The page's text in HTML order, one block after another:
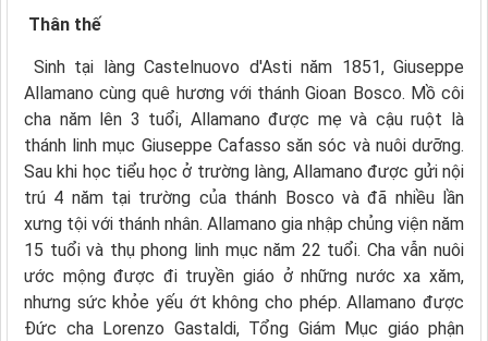
Thân thế
Sinh tại làng Castelnuovo d'Asti năm 1851, Giuseppe
Allamano cùng quê hương với thánh Gioan Bosco. Mồ côi
cha năm lên 3 tuổi, Allamano được mẹ và cậu ruột là
thánh linh mục Giuseppe Cafasso săn sóc và nuôi dưỡng.
Sau khi học tiểu học ở trường làng, Allamano được gửi nội
trú 4 năm tại trường của thánh Bosco và đã nhiều lần
xưng tội với thánh nhân. Allamano gia nhập chủng viện năm
15 tuổi và thụ phong linh mục năm 22 tuổi. Cha vẫn nuôi
ước mộng được đi truyền giáo ở những nước xa xăm,
nhưng sức khỏe yếu ớt không cho phép. Allamano được
Đức cha Lorenzo Gastaldi, Tổng Giám Mục giáo phận